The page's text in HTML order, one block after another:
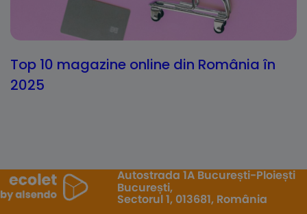
Top 10 magazine online din România în
2025
Autostrada 1A București-Ploiești
București,
Sectorul 1, 013681, România